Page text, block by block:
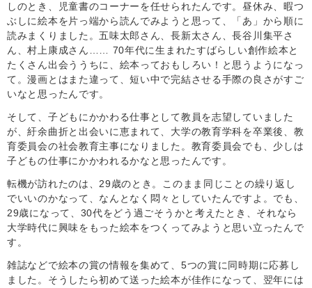
しのとき、児童書のコーナーを任せられたんです。昼休み、暇つ
ぶしに絵本を片っ端から読んでみようと思って、「あ」から順に
読みまくりました。五味太郎さん、長新太さん、長谷川集平さ
ん、村上康成さん…… 70年代に生まれたすばらしい創作絵本と
たくさん出会ううちに、絵本っておもしろい！と思うようになっ
て。漫画とはまた違って、短い中で完結させる手際の良さがすご
いなと思ったんです。
そして、子どもにかかわる仕事として教員を志望していました
が、紆余曲折と出会いに恵まれて、大学の教育学科を卒業後、教
育委員会の社会教育主事になりました。教育委員会でも、少しは
子どもの仕事にかかわれるかなと思ったんです。
転機が訪れたのは、29歳のとき。このまま同じことの繰り返し
でいいのかなって、なんとなく悶々としていたんですよ。でも、
29歳になって、30代をどう過ごそうかと考えたとき、それなら
大学時代に興味をもった絵本をつくってみようと思い立ったんで
す。
雑誌などで絵本の賞の情報を集めて、5つの賞に同時期に応募し
ました。そうしたら初めて送った絵本が佳作になって、翌年には